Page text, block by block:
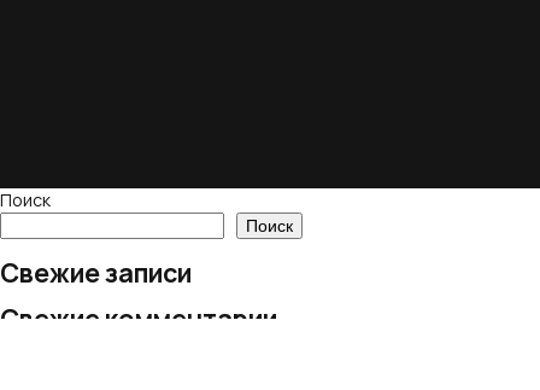
Поиск
Поиск
Свежие записи
Свежие комментарии